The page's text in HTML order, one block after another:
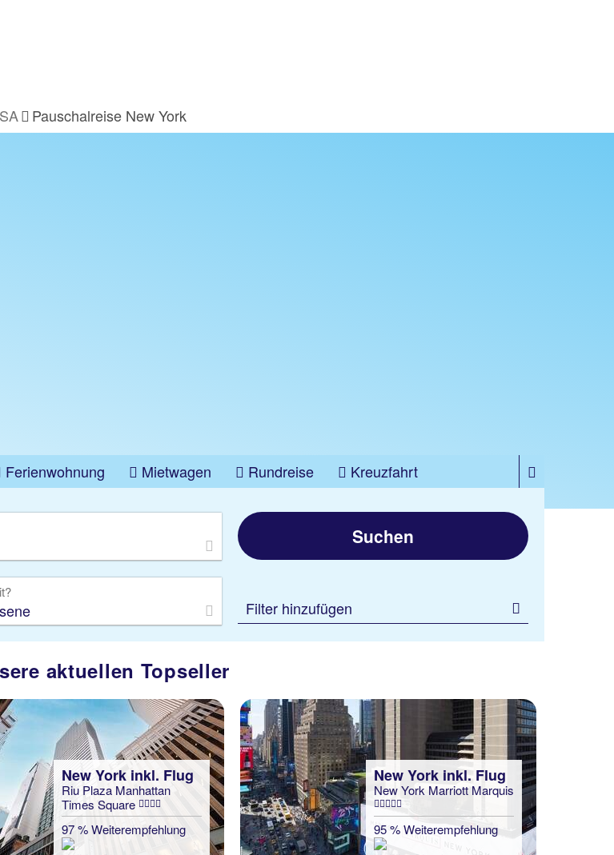
Pauschalreise New York
Ferienwohnung Mietwagen Rundreise
Kreuzfahrt
Suchen
Filter hinzufügen
aktuellen Topseller
New York inkl. Flug
Riu Plaza Manhattan
Times Square
97 % Weiterempfehlung
New York inkl. Flug
New York Marriott Marquis
95 % Weiterempfehlung